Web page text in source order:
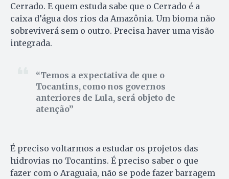
Cerrado. E quem estuda sabe que o Cerrado é a
caixa d’água dos rios da Amazônia. Um bioma não
sobreviverá sem o outro. Precisa haver uma visão
integrada.
Temos a expectativa de que o
Tocantins, como nos governos
anteriores de Lula, será objeto de
atenção
É preciso voltarmos a estudar os projetos das
hidrovias no Tocantins. É preciso saber o que
fazer com o Araguaia, não se pode fazer barragem